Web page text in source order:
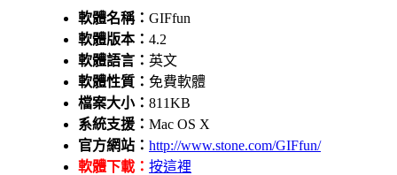
軟體名稱： GIFfun
軟體版本： 4.2
軟體語言： 英文
軟體性質： 免費軟體
檔案大小： 811KB
系統支援： Mac OS X
官方網站： http://www.stone.com/GIFfun/
軟體下載： 按這裡